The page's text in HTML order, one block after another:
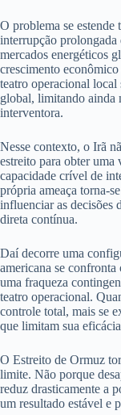
O problema se
interrupção
mercados energéticos
crescimento
teatro operacional
global, limitando ainda
interventora.
Nesse contexto, o Irã
estreito para obter uma
capacidade crível de
própria ameaça torna-
influenciar as decisões
direta contínua.
Daí decorre uma
americana se
uma fraqueza
teatro operacional.
controle total, mais se
que limitam sua
O Estreito de Ormuz
limite. Não porque
reduz drasticamente a
um resultado estável e